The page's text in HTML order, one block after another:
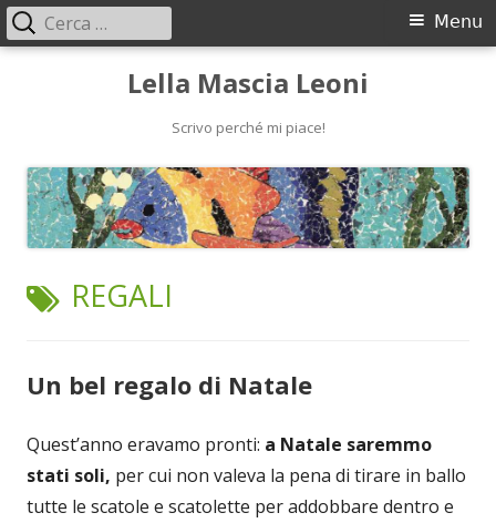
Lella Mascia Leoni
Scrivo perché mi piace!
Menu
principale
Menu
Ricerca
per:
TAG:
REGALI
Un bel regalo di Natale
Quest’anno eravamo pronti: a Natale saremmo
stati soli, per cui non valeva la pena di tirare in ballo
tutte le scatole e scatolette per addobbare dentro e